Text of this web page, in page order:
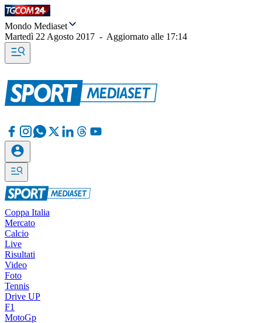
Mondo Mediaset
Martedì 22 Agosto 2017 - Aggiornato alle 17:14
Coppa Italia
Mercato
Calcio
Live
Risultati
Video
Foto
Tennis
Drive UP
F1
MotoGp